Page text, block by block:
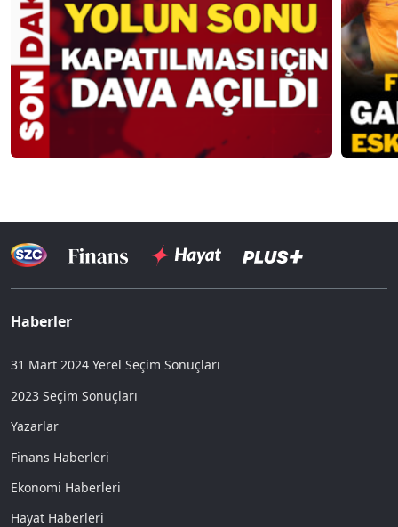
Haberler
31 Mart 2024 Yerel Seçim Sonuçları
2023 Seçim Sonuçları
Yazarlar
Finans Haberleri
Ekonomi Haberleri
Hayat Haberleri